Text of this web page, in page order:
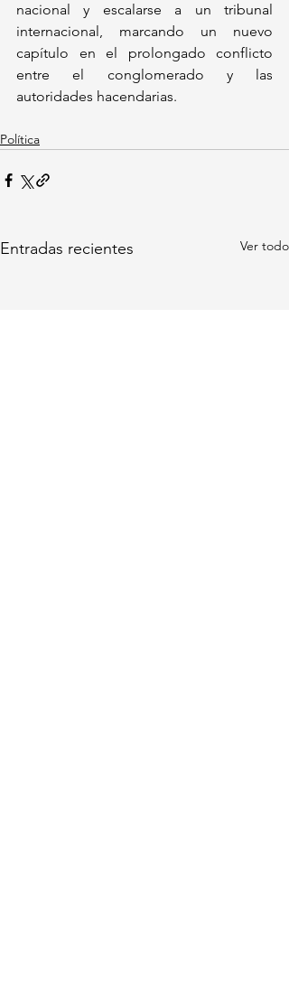
nacional y escalarse a un tribunal
internacional, marcando un nuevo
capítulo en el prolongado conflicto
entre el conglomerado y las
autoridades hacendarias.
Política
Entradas recientes Ver todo